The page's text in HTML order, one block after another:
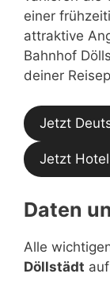
einer
attraktive
Bahnhof
deiner
Jetzt
Jetzt
Daten
Alle
Döllstädt